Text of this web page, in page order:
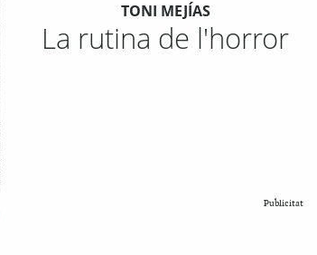
TONI MEJÍAS
La rutina de l'horror
Publicitat